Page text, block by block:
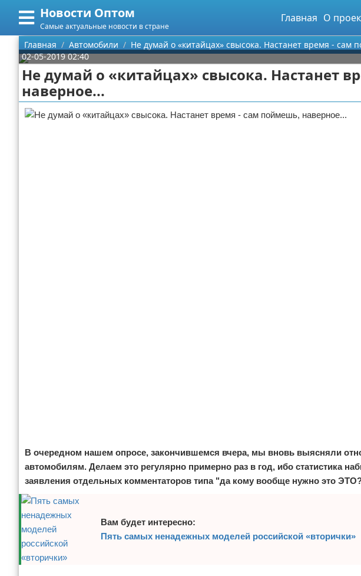
Новости Оптом
Самые актуальные новости в стране
Главная О
Меню
Главная
Категории
Информационные технологии
Автомобили
Поиск
О проекте
Главная Автомобили
Не думай о «китайцах» свысока. Настанет время - сам
02-05-2019 02:40
Не думай о «китайцах» свысока. Настанет
наверное...
В очередном нашем опросе, закончившемся вчера, мы вновь выясняли
автомобилям. Делаем это регулярно примерно раз в год, ибо статистика
заявления отдельных комментаторов типа "да кому вообще нужно это
Вам будет интересно:
Пять самых ненадежных моделей российской «вторички»